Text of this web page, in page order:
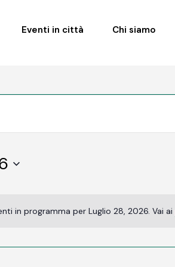
Eventi in città Chi siamo
Notice
in programma per Luglio 28, 2026. Vai ai